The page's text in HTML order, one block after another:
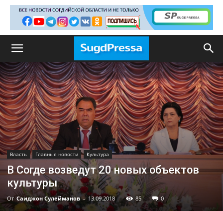
Власть Главные новости Культура
В Согде возведут 20 новых объектов
культуры
От Саиджон Сулейманов - 13.09.2018 85 0